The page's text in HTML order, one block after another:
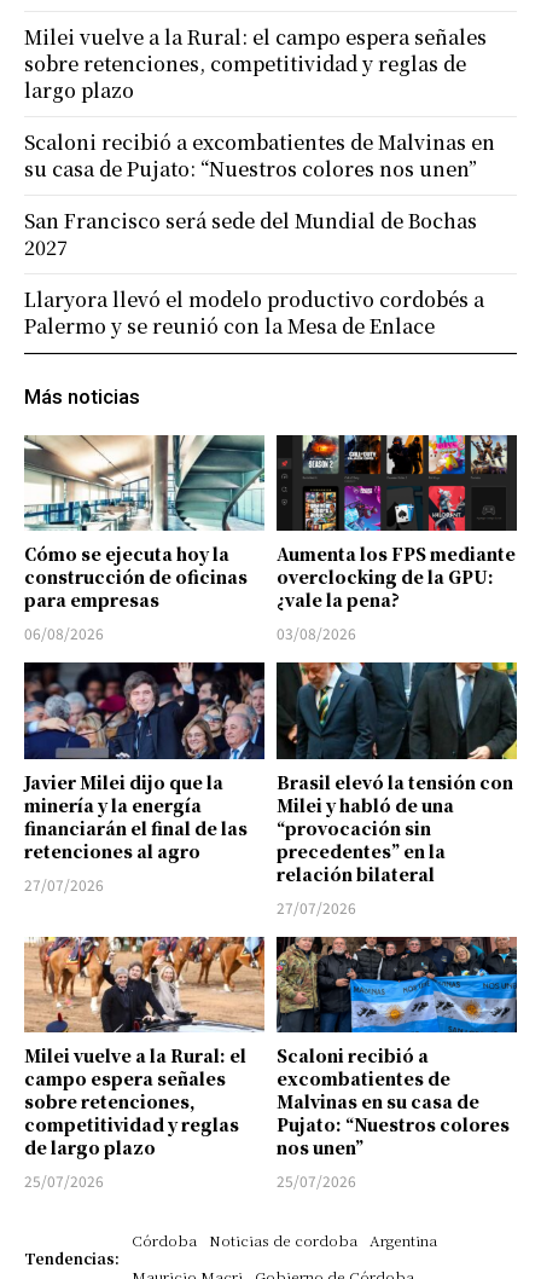
Más noticias
Cómo se ejecuta hoy la
construcción de oficinas
para empresas
06/08/2026
Aumenta los FPS mediante
overclocking de la GPU:
¿vale la pena?
03/08/2026
Javier Milei dijo que la
minería y la energía
financiarán el final de las
retenciones al agro
27/07/2026
Brasil elevó la tensión con
Milei y habló de una
“provocación sin
precedentes” en la
relación bilateral
27/07/2026
Milei vuelve a la Rural: el
campo espera señales
sobre retenciones,
competitividad y reglas
de largo plazo
25/07/2026
Scaloni recibió a
excombatientes de
Malvinas en su casa de
Pujato: “Nuestros colores
nos unen”
25/07/2026
Tendencias:
Córdoba Noticias de cordoba
Argentina
Milei vuelve a la Rural: el campo espera señales
sobre retenciones, competitividad y reglas de
largo plazo
Scaloni recibió a excombatientes de Malvinas en
su casa de Pujato: “Nuestros colores nos unen”
San Francisco será sede del Mundial de Bochas
2027
Llaryora llevó el modelo productivo cordobés a
Palermo y se reunió con la Mesa de Enlace